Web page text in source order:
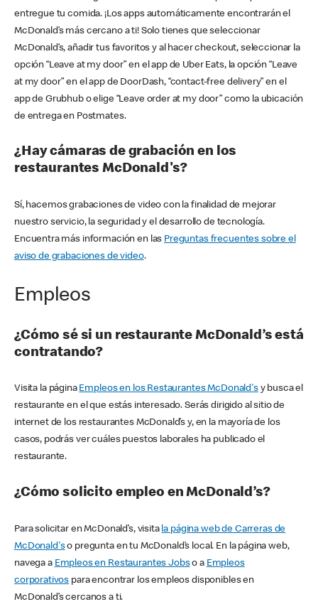
entregue tu comida. ¡Los apps automáticamente encontrarán el
McDonald’s más cercano a ti! Solo tienes que seleccionar
McDonald’s, añadir tus favoritos y al hacer checkout, seleccionar la
opción “Leave at my door” en el app de Uber Eats, la opción “Leave
at my door” en el app de DoorDash, “contact-free delivery” en el
app de Grubhub o elige “Leave order at my door” como la ubicación
de entrega en Postmates.
¿Hay cámaras de grabación en los
restaurantes McDonald's?
Sí, hacemos grabaciones de video con la finalidad de mejorar
nuestro servicio, la seguridad y el desarrollo de tecnología.
Encuentra más información en las Preguntas frecuentes sobre el
aviso de grabaciones de video.
Empleos
¿Cómo sé si un restaurante McDonald’s está
contratando?
Visita la página Empleos en los Restaurantes McDonald'sy busca el
restaurante en el que estás interesado. Serás dirigido al sitio de
internet de los restaurantes McDonald’s y, en la mayoría de los
casos, podrás ver cuáles puestos laborales ha publicado el
restaurante.
¿Cómo solicito empleo en McDonald’s?
Para solicitar en McDonald’s, visita la página web de Carreras de
McDonald'so pregunta en tu McDonald’s local. En la página web,
navega a Empleos en Restaurantes Jobso a Empleos
corporativos para encontrar los empleos disponibles en
McDonald’s cercanos a ti.